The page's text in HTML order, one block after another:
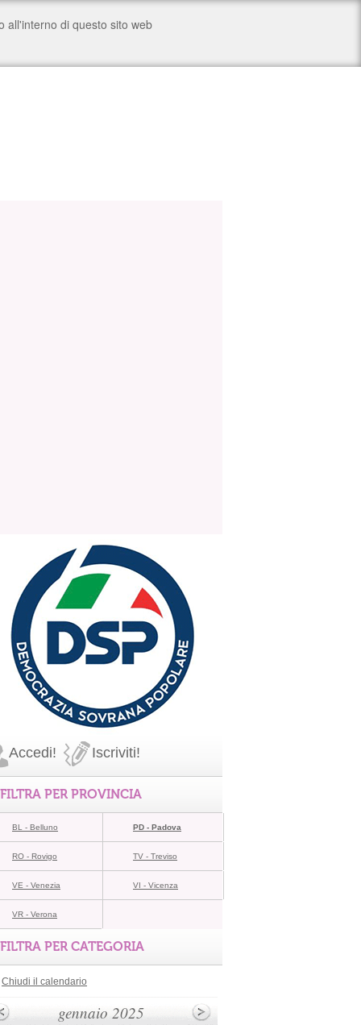
Accedi! Iscriviti!
FILTRA PER PROVINCIA
BL - Belluno PD - Padova
RO - Rovigo TV - Treviso
VE - Venezia VI - Vicenza
VR - Verona
FILTRA PER CATEGORIA
Chiudi il calendario
gennaio 2025